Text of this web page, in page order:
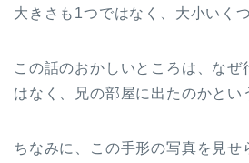
大きさも1つではなく、大小いく
この話のおかしいところは、なぜ
はなく、兄の部屋に出たのかとい
ちなみに、この手形の写真を見せ